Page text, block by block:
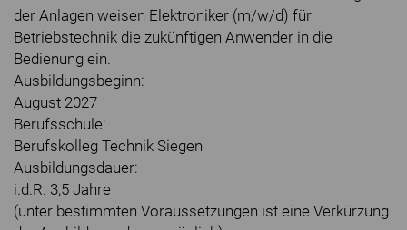
der Anlagen weisen Elektroniker (m/w/d) für
Betriebstechnik die zukünftigen Anwender in die
Bedienung ein.
Ausbildungsbeginn:
August 2027
Berufsschule:
Berufskolleg Technik Siegen
Ausbildungsdauer:
i.d.R. 3,5 Jahre
(unter bestimmten Voraussetzungen ist eine Verkürzung